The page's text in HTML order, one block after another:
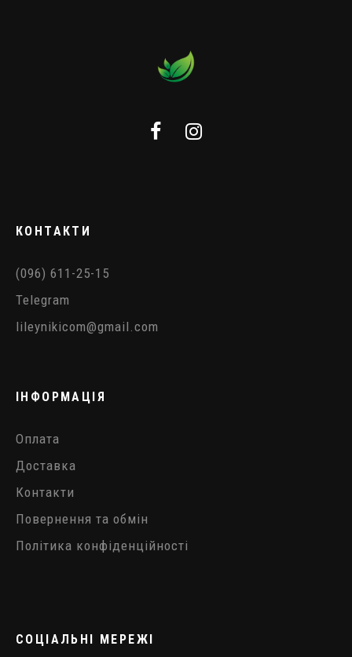
КОНТАКТИ
(096) 611-25-15
Telegram
lileynikicom@gmail.com
ІНФОРМАЦІЯ
Оплата
Доставка
Контакти
Повернення та обмін
Політика конфіденційності
СОЦІАЛЬНІ МЕРЕЖІ